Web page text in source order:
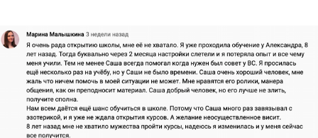
Всё самое актуальное в
Телеграм канале.